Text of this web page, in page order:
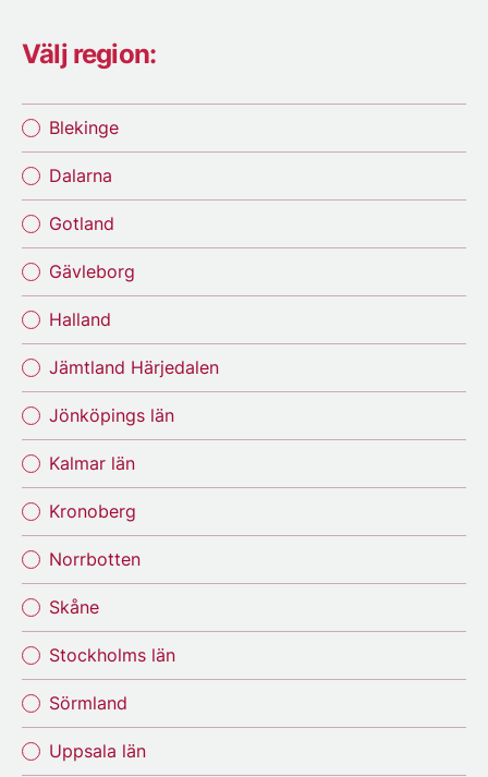
Välj region:
Blekinge
Dalarna
Gotland
Gävleborg
Halland
Jämtland Härjedalen
Jönköpings län
Kalmar län
Kronoberg
Norrbotten
Skåne
Stockholms län
Sörmland
Uppsala län